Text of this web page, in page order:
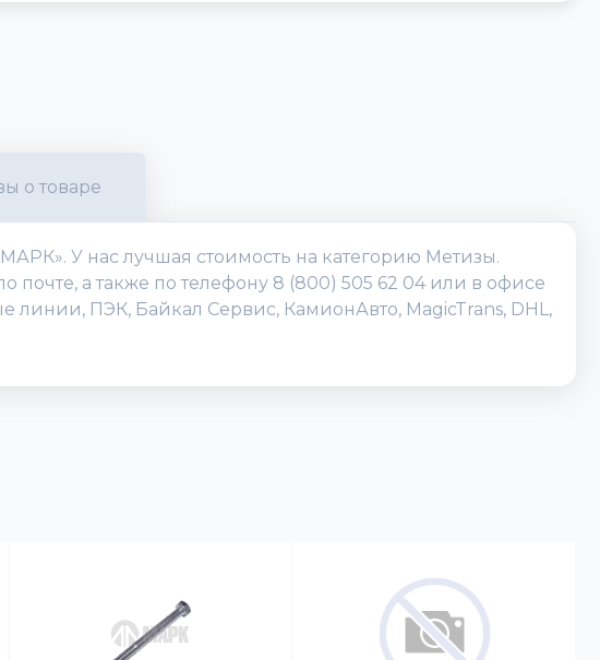
о товаре
У нас лучшая стоимость на категорию Метизы.
почте, а также по телефону 8 (800) 505 62 04 или в офисе
ПЭК, Байкал Сервис, КамионАвто, MagicTrans, DHL,